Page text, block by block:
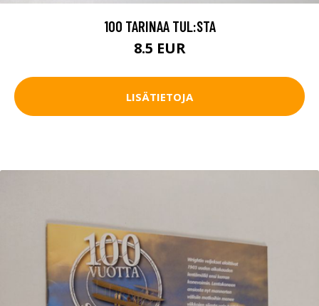
100 TARINAA TUL:STA
8.5 EUR
LISÄTIETOJA